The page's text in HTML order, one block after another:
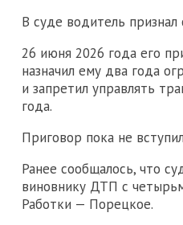
В суде водитель признал
26 июня 2026 года его
назначил ему два года
и запретил управлять
года.
Приговор пока не
Ранее сообщалось, что
виновнику ДТП с
Работки — Порецкое.